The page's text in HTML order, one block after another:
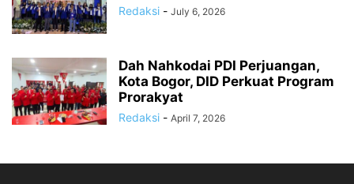
Redaksi - July 6, 2026
Dah Nahkodai PDI Perjuangan,
Kota Bogor, DID Perkuat Program
Prorakyat
Redaksi - April 7, 2026